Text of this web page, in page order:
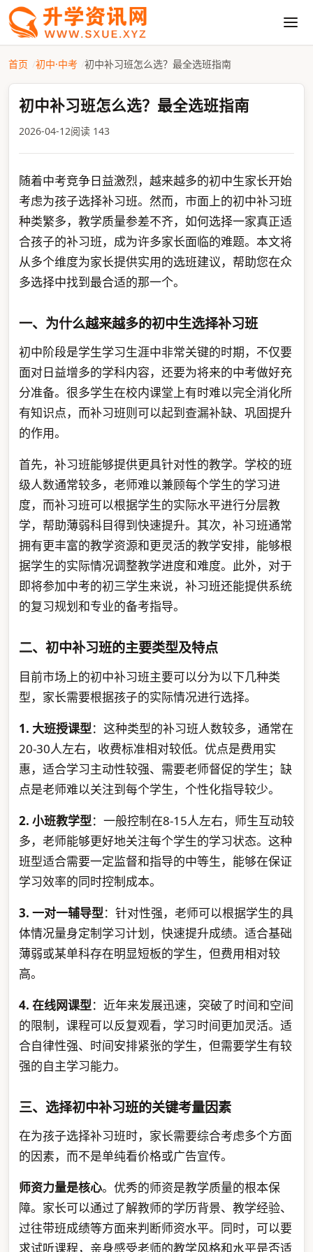
首页 初中·中考 初中补习班怎么选？最全选班指南
初中补习班怎么选？最全选班指南
2026-04-12阅读 143
随着中考竞争日益激烈，越来越多的初中生家长开始
考虑为孩子选择补习班。然而，市面上的初中补习班
种类繁多，教学质量参差不齐，如何选择一家真正适
合孩子的补习班，成为许多家长面临的难题。本文将
从多个维度为家长提供实用的选班建议，帮助您在众
多选择中找到最合适的那一个。
一、为什么越来越多的初中生选择补习班
初中阶段是学生学习生涯中非常关键的时期，不仅要
面对日益增多的学科内容，还要为将来的中考做好充
分准备。很多学生在校内课堂上有时难以完全消化所
有知识点，而补习班则可以起到查漏补缺、巩固提升
的作用。
首先，补习班能够提供更具针对性的教学。学校的班
级人数通常较多，老师难以兼顾每个学生的学习进
度，而补习班可以根据学生的实际水平进行分层教
学，帮助薄弱科目得到快速提升。其次，补习班通常
拥有更丰富的教学资源和更灵活的教学安排，能够根
据学生的实际情况调整教学进度和难度。此外，对于
即将参加中考的初三学生来说，补习班还能提供系统
的复习规划和专业的备考指导。
二、初中补习班的主要类型及特点
目前市场上的初中补习班主要可以分为以下几种类
型，家长需要根据孩子的实际情况进行选择。
1. 大班授课型：这种类型的补习班人数较多，通常在
20-30人左右，收费标准相对较低。优点是费用实
惠，适合学习主动性较强、需要老师督促的学生；缺
点是老师难以关注到每个学生，个性化指导较少。
2. 小班教学型：一般控制在8-15人左右，师生互动较
多，老师能够更好地关注每个学生的学习状态。这种
班型适合需要一定监督和指导的中等生，能够在保证
学习效率的同时控制成本。
3. 一对一辅导型：针对性强，老师可以根据学生的具
体情况量身定制学习计划，快速提升成绩。适合基础
薄弱或某单科存在明显短板的学生，但费用相对较
高。
4. 在线网课型：近年来发展迅速，突破了时间和空间
的限制，课程可以反复观看，学习时间更加灵活。适
合自律性强、时间安排紧张的学生，但需要学生有较
强的自主学习能力。
三、选择初中补习班的关键考量因素
在为孩子选择补习班时，家长需要综合考虑多个方面
的因素，而不是单纯看价格或广告宣传。
师资力量是核心。优秀的师资是教学质量的根本保
障。家长可以通过了解教师的学历背景、教学经验、
过往带班成绩等方面来判断师资水平。同时，可以要
求试听课程，亲身感受老师的教学风格和水平是否适